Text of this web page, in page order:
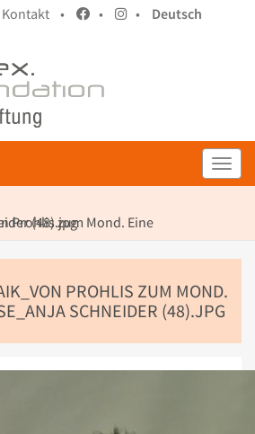
Kontakt • • •
Deutsch
Schneider (48).jpg
PROHLIS ZUM MOND.
SCHNEIDER (48).JPG